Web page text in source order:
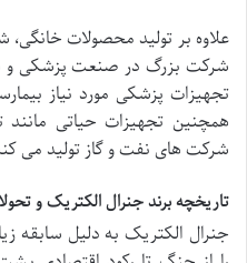
علاوه بر تولید محصولات
شرکت بزرگ در صنعت پزشکی و
تجهیزات پزشکی مورد نیاز
همچنین تجهیزات حیاتی مانند
شرکت های نفت و گاز تولید می
تاریخچه برند جنرال الکتریک و
جنرال الکتریک به دلیل سابقه